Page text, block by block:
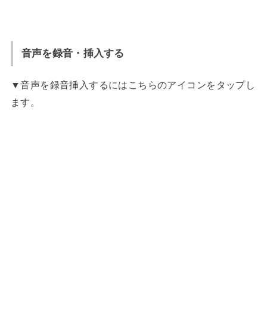
音声を録音・挿入する
▼音声を録音挿入するにはこちらのアイコンをタップし
ます。